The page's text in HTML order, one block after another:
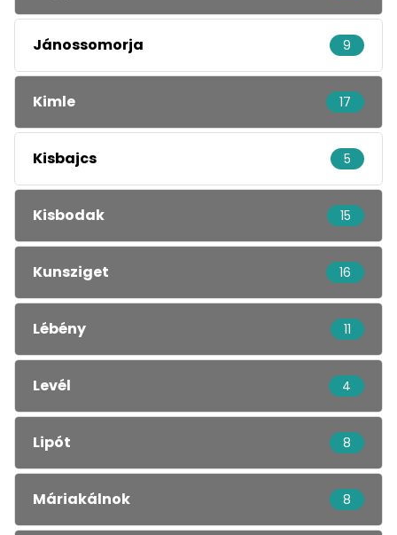
Jánossomorja 9
Kimle 17
Kisbajcs 5
Kisbodak 15
Kunsziget 16
Lébény 11
Levél 4
Lipót 8
Máriakálnok 8